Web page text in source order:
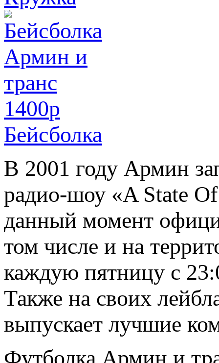
1400p
Бейсболка
В 2001 году Армин
радио-шоу «A State
данный момент
том числе и на
каждую пятницу с
Также на своих
выпускает лучшие
Футболка Армин и